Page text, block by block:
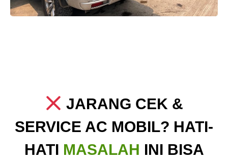
JARANG CEK &
SERVICE AC MOBIL? HATI-
HATI MASALAH INI BISA